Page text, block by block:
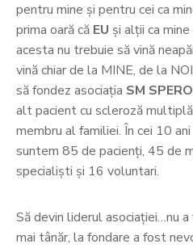
pentru mine şi pentru cei ca
prima oară că EU şi alţii ca
acesta nu trebuie să vină
vină chiar de la MINE, de la
să fondez asociația SM
alt pacient cu scleroză
membru al familiei. În cei 10
suntem 85 de pacienți, 45 de
specialiști și 16 voluntari.
Să devin liderul asociației…nu
mai tânăr, la fondare a fost